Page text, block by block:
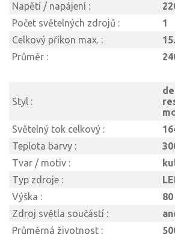
Napětí / napájení :
Počet světelných zdrojů :
1
Celkový příkon max. :
Průměr :
Styl :
Světelný tok celkový :
Teplota barvy :
Tvar / motiv :
Typ zdroje :
Výška :
Zdroj světla součástí :
Průměrná životnost :